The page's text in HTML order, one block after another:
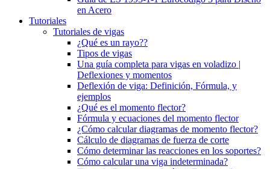
en Acero
Tutoriales
Tutoriales de vigas
¿Qué es un rayo??
Tipos de vigas
Una guía completa para vigas en voladizo |
Deflexiones y momentos
Deflexión de viga: Definición, Fórmula, y
ejemplos
¿Qué es el momento flector?
Fórmula y ecuaciones del momento flector
¿Cómo calcular diagramas de momento flector?
Cálculo de diagramas de fuerza de corte
Cómo determinar las reacciones en los soportes?
Cómo calcular una viga indeterminada?